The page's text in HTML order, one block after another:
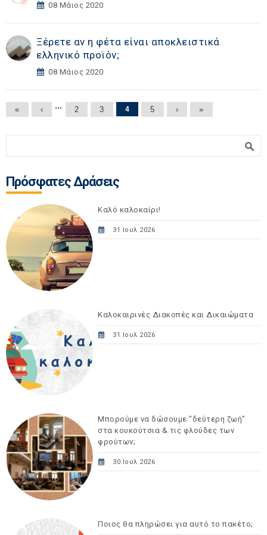
08 Μάιος 2020
Ξέρετε αν η φέτα είναι αποκλειστικά
ελληνικό προϊόν;
08 Μάιος 2020
Σελίδες
« ‹ … 2 3 4 5 › »
Πρόσφατες Δράσεις
Καλό καλοκαίρι!
31 Ιουλ 2026
Καλοκαιρινές Διακοπές και Δικαιώματα
31 Ιουλ 2026
Μπορούμε να δώσουμε "δεύτερη ζωή"
στα κουκούτσια & τις φλούδες των
φρούτων;
30 Ιουλ 2026
Ποιος θα πληρώσει για αυτό το πακέτο;